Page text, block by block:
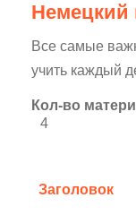
Немецкий
Все самые
учить каждый
Кол-во
4
Заголовок